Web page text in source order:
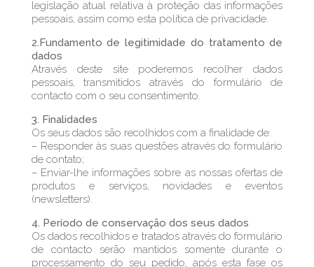
legislação atual relativa à proteção das informações
pessoais, assim como esta política de privacidade.
2.Fundamento de legitimidade do tratamento de
dados
Através deste site poderemos recolher dados
pessoais, transmitidos através do formulário de
contacto com o seu consentimento.
3. Finalidades
Os seus dados são recolhidos com a finalidade de:
– Responder às suas questões através do formulário
de contato;
– Enviar-lhe informações sobre as nossas ofertas de
produtos e serviços, novidades e eventos
(newsletters).
4. Período de conservação dos seus dados
Os dados recolhidos e tratados através do formulário
de contacto serão mantidos somente durante o
processamento do seu pedido, após esta fase os